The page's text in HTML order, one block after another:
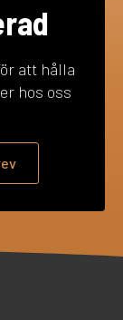
att hålla
hos oss